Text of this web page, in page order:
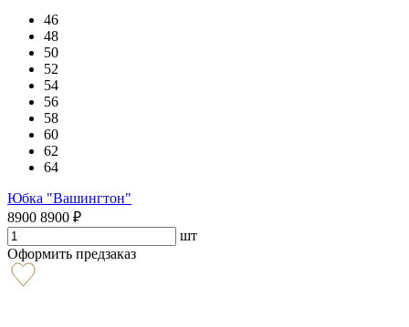
46
48
50
52
54
56
58
60
62
64
Юбка "Вашингтон"
8900 8900 ₽
шт
Оформить предзаказ